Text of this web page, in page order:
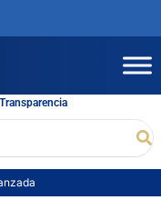
Transparencia